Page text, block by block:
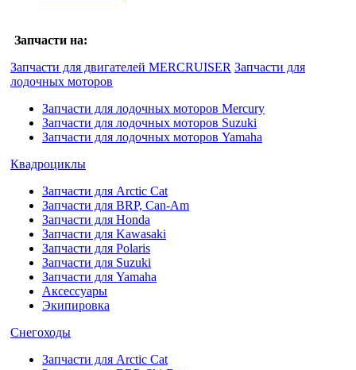
Запчасти на:
Запчасти для двигателей MERCRUISER Запчасти для
лодочных моторов
Запчасти для лодочных моторов Mercury
Запчасти для лодочных моторов Suzuki
Запчасти для лодочных моторов Yamaha
Квадроциклы
Запчасти для Arctic Cat
Запчасти для BRP, Can-Am
Запчасти для Honda
Запчасти для Kawasaki
Запчасти для Polaris
Запчасти для Suzuki
Запчасти для Yamaha
Аксессуары
Экипировка
Снегоходы
Запчасти для Arctic Cat